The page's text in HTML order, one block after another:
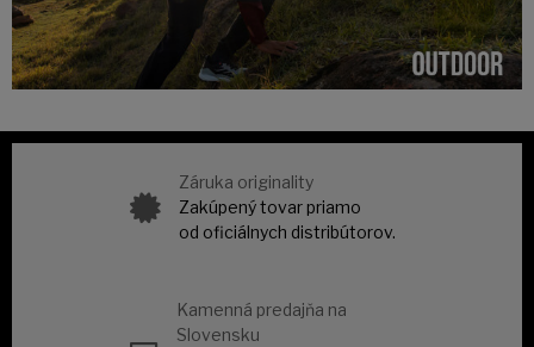
Záruka originality
Zakúpený tovar priamo
od oficiálnych distribútorov.
Kamenná predajňa na
Slovensku